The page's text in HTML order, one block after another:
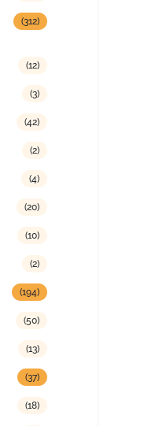
(312)
(12)
(3)
(42)
(2)
(4)
(20)
(10)
(2)
(194)
(50)
(13)
(37)
(18)